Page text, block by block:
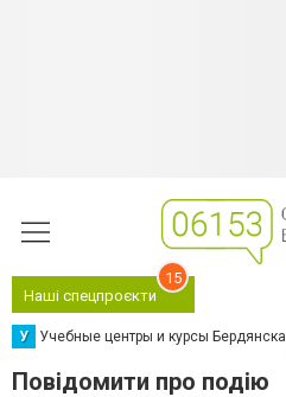
Наші спецпроєкти
15
У Учебные центры и курсы Бердянска
Повідомити про подію